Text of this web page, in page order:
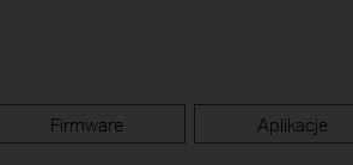
Firmware Aplikacje